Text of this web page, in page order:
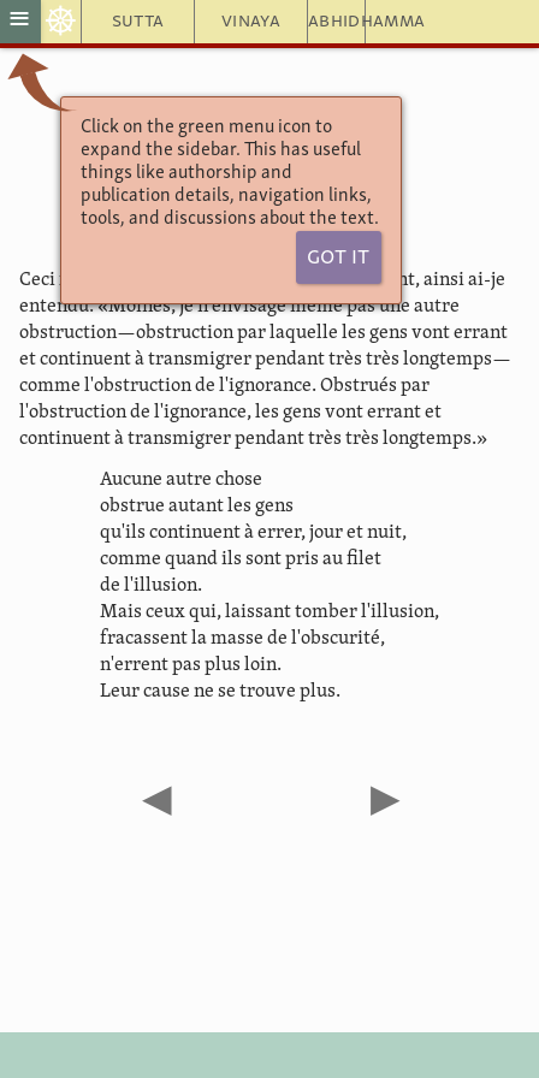
Sutta Vinaya Abhidhamma
≡ ☸
Click on the green menu icon to
expand the sidebar. This has useful
things like authorship and
publication details, navigation links,
tools, and discussions about the text.
Got It
Khuddaka Nikāya
Itivuttaka
14.
Ceci fut dit par le Béni du Ciel, dit par l'Arahant, ainsi ai-je
entendu: «Moines, je n'envisage même pas une autre
obstruction—obstruction par laquelle les gens vont errant
et continuent à transmigrer pendant très très longtemps—
comme l'obstruction de l'ignorance. Obstrués par
l'obstruction de l'ignorance, les gens vont errant et
continuent à transmigrer pendant très très longtemps.»
Aucune autre chose
obstrue autant les gens
qu'ils continuent à errer, jour et nuit,
comme quand ils sont pris au filet
de l'illusion.
Mais ceux qui, laissant tomber l'illusion,
fracassent la masse de l'obscurité,
n'errent pas plus loin.
Leur cause ne se trouve plus.
◀ ▶